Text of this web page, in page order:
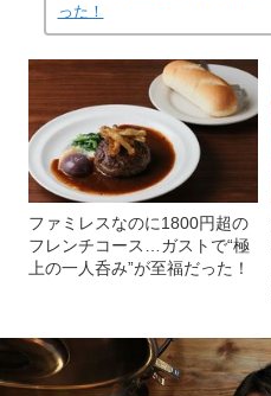
った！
ファミレスなのに1800円超の
フレンチコース…ガストで“極
上の一人呑み”が至福だった！